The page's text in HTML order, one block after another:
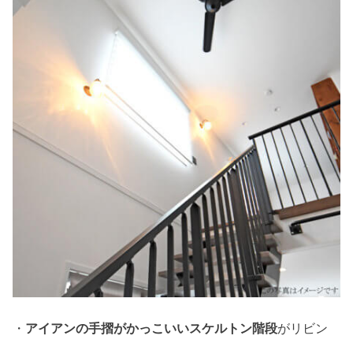
・ アイアンの手摺がかっこいいスケルトン階段がリビン